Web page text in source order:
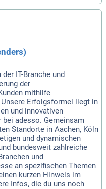
IT-Branche und
der
mithilfe
Erfolgsformel liegt in
und innovativen
adesso. Gemeinsam
Standorte in Aachen, Köln
und dynamischen
bundesweit zahlreiche
und
an spezifischen Themen
kurzen Hinweis im
Infos, die du uns noch